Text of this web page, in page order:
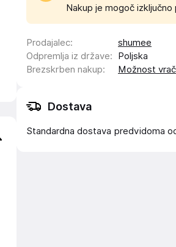
Nakup je mogoč
Prodajalec:
shumee
Odpremlja iz države:
Poljska
Brezskrben nakup: Možnost
Dostava
Standardna dostava predvidoma